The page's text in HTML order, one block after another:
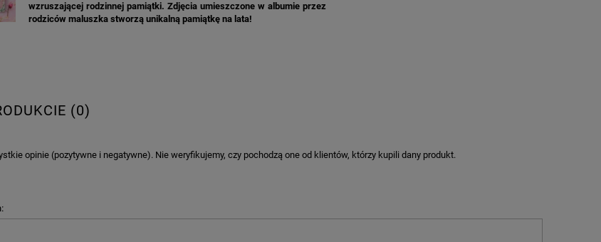
wzruszającej rodzinnej pamiątki. Zdjęcia umieszczone w albumie przez
rodziców maluszka stworzą unikalną pamiątkę na lata!
(0)
opinie (pozytywne i negatywne). Nie weryfikujemy, czy pochodzą one od klientów, którzy kupili dany produkt.